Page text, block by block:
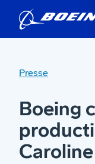
Presse
Boeing